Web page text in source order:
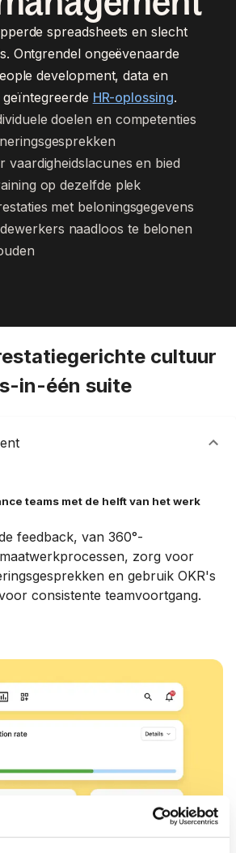
spreadsheets en slecht
Ontgrendel ongeëvenaarde
development, data en
HR-oplossing.
doelen en competenties
vaardigheidslacunes en bied
op dezelfde plek
met beloningsgegevens
naadloos te belonen
cultuur
in-één suite
teams met de helft van het werk
feedback, van 360°-
zorg voor
en gebruik OKR's
consistente teamvoortgang.